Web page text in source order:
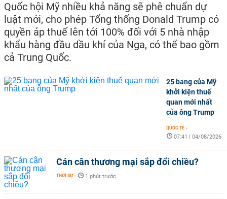
Quốc hội Mỹ nhiều khả năng sẽ phê chuẩn dự
luật mới, cho phép Tổng thống Donald Trump có
quyền áp thuế lên tới 100% đối với 5 nhà nhập
khẩu hàng đầu dầu khí của Nga, có thể bao gồm
cả Trung Quốc.
25 bang của Mỹ
khởi kiện thuế
quan mới nhất
của ông Trump
QUỐC TẾ -
07:41 | 04/08/2026
Cán cân thương mại sắp đổi chiều?
THỜI SỰ - 1 phút trước